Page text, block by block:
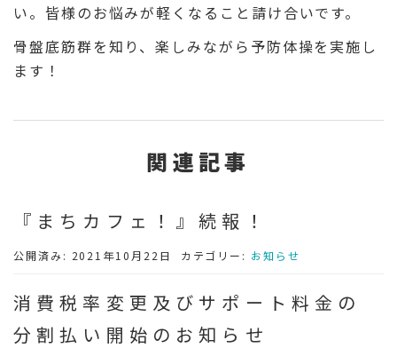
い。皆様のお悩みが軽くなること請け合いです。
骨盤底筋群を知り、楽しみながら予防体操を実施し
ます！
関連記事
『まちカフェ！』続報！
公開済み: 2021年10月22日 カテゴリー: お知らせ
消費税率変更及びサポート料金の
分割払い開始のお知らせ